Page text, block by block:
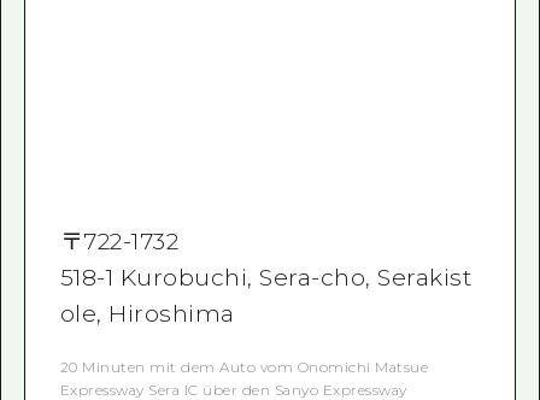
〒722-1732
518-1 Kurobuchi, Sera-cho, Serakist
ole, Hiroshima
20 Minuten mit dem Auto vom Onomichi Matsue
Expressway Sera IC über den Sanyo Expressway